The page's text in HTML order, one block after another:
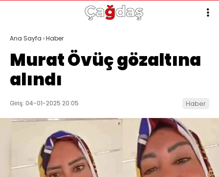
Ana Sayfa ›Haber
Murat Övüç gözaltına
alındı
Giriş: 04-01-2025 20:05 Haber